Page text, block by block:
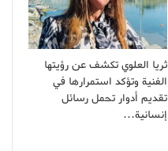
ثريا العلوي تكشف عن رؤيتها
الفنية وتؤكد استمرارها في
تقديم أدوار تحمل رسائل
إنسانية…